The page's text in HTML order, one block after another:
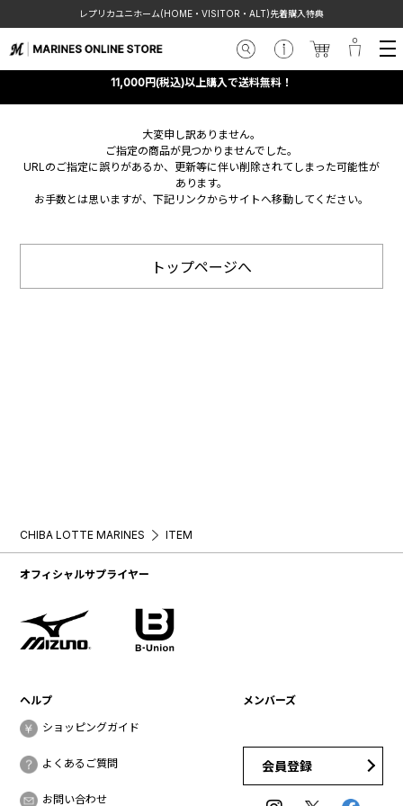
レプリカユニホーム(HOME・VISITOR・ALT)先着購入特典
11,000円(税込)以上購入で送料無料！
大変申し訳ありません。
ご指定の商品が見つかりませんでした。
URLのご指定に誤りがあるか、更新等に伴い削除されてしまった可能性が
あります。
お手数とは思いますが、下記リンクからサイトへ移動してください。
トップページへ
CHIBA LOTTE MARINES ITEM
オフィシャルサプライヤー
ヘルプ
ショッピングガイド
よくあるご質問
お問い合わせ
メンバーズ
会員登録